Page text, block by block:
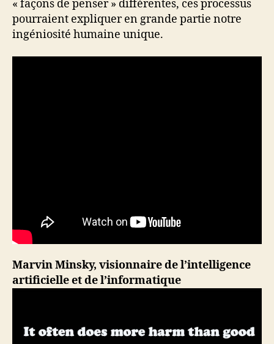
« façons de penser » différentes, ces processus
pourraient expliquer en grande partie notre
ingéniosité humaine unique.
Marvin Minsky, visionnaire de l’intelligence
artificielle et de l’informatique